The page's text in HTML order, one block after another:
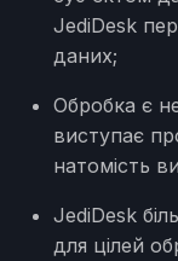
JediDesk
даних;
Обробка є
виступає
натомість
JediDesk
для цілей